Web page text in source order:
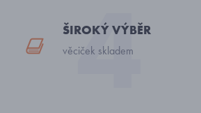
ŠIROKÝ VÝBĚR
věciček skladem